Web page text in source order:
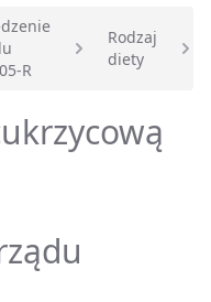
R
Rodzaj
diety